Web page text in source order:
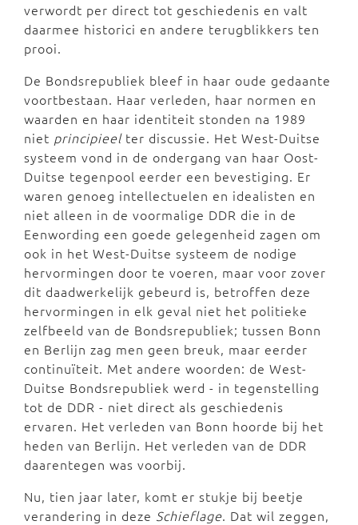
verwordt per direct tot geschiedenis en valt
daarmee historici en andere terugblikkers ten
prooi.
De Bondsrepubliek bleef in haar oude gedaante
voortbestaan. Haar verleden, haar normen en
waarden en haar identiteit stonden na 1989
niet principieelter discussie. Het West-Duitse
systeem vond in de ondergang van haar Oost-
Duitse tegenpool eerder een bevestiging. Er
waren genoeg intellectuelen en idealisten en
niet alleen in de voormalige DDR die in de
Eenwording een goede gelegenheid zagen om
ook in het West-Duitse systeem de nodige
hervormingen door te voeren, maar voor zover
dit daadwerkelijk gebeurd is, betroffen deze
hervormingen in elk geval niet het politieke
zelfbeeld van de Bondsrepubliek; tussen Bonn
en Berlijn zag men geen breuk, maar eerder
continuïteit. Met andere woorden: de West-
Duitse Bondsrepubliek werd - in tegenstelling
tot de DDR - niet direct als geschiedenis
ervaren. Het verleden van Bonn hoorde bij het
heden van Berlijn. Het verleden van de DDR
daarentegen was voorbij.
Nu, tien jaar later, komt er stukje bij beetje
verandering in deze Schieflage. Dat wil zeggen,